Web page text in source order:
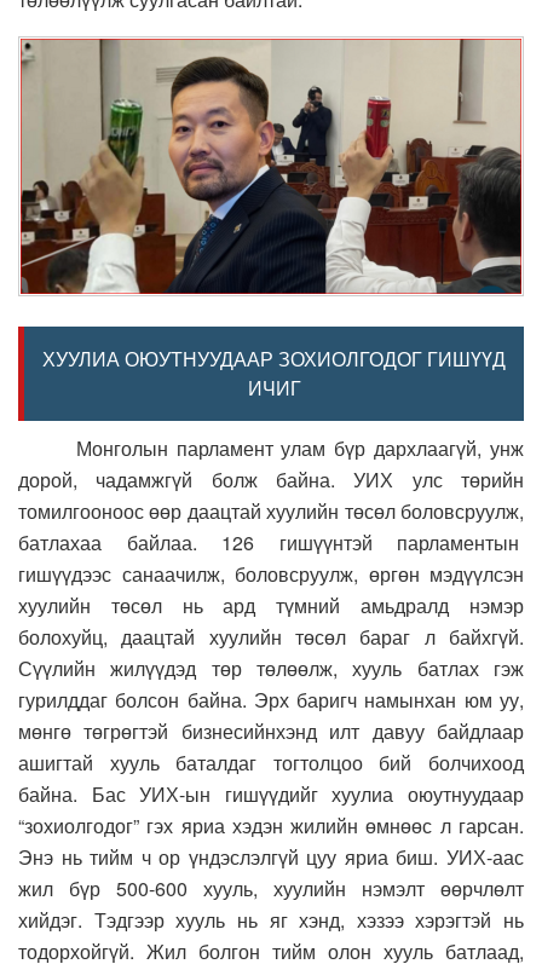
ХУУЛИА ОЮУТНУУДААР ЗОХИОЛГОДОГ ГИШҮҮД
ИЧИГ
Монголын парламент улам бүр дархлаагүй, унж
дорой, чадамжгүй болж байна. УИХ улс төрийн
томилгооноос өөр даацтай хуулийн төсөл боловсруулж,
батлахаа байлаа. 126 гишүүнтэй парламентын
гишүүдээс санаачилж, боловсруулж, өргөн мэдүүлсэн
хуулийн төсөл нь ард түмний амьдралд нэмэр
болохуйц, даацтай хуулийн төсөл бараг л байхгүй.
Сүүлийн жилүүдэд төр төлөөлж, хууль батлах гэж
гурилддаг болсон байна. Эрх баригч намынхан юм уу,
мөнгө төгрөгтэй бизнесийнхэнд илт давуу байдлаар
ашигтай хууль баталдаг тогтолцоо бий болчихоод
байна. Бас УИХ-ын гишүүдийг хуулиа оюутнуудаар
“зохиолгодог” гэх яриа хэдэн жилийн өмнөөс л гарсан.
Энэ нь тийм ч ор үндэслэлгүй цуу яриа биш. УИХ-аас
жил бүр 500-600 хууль, хуулийн нэмэлт өөрчлөлт
хийдэг. Тэдгээр хууль нь яг хэнд, хэзээ хэрэгтэй нь
тодорхойгүй. Жил болгон тийм олон хууль батлаад,